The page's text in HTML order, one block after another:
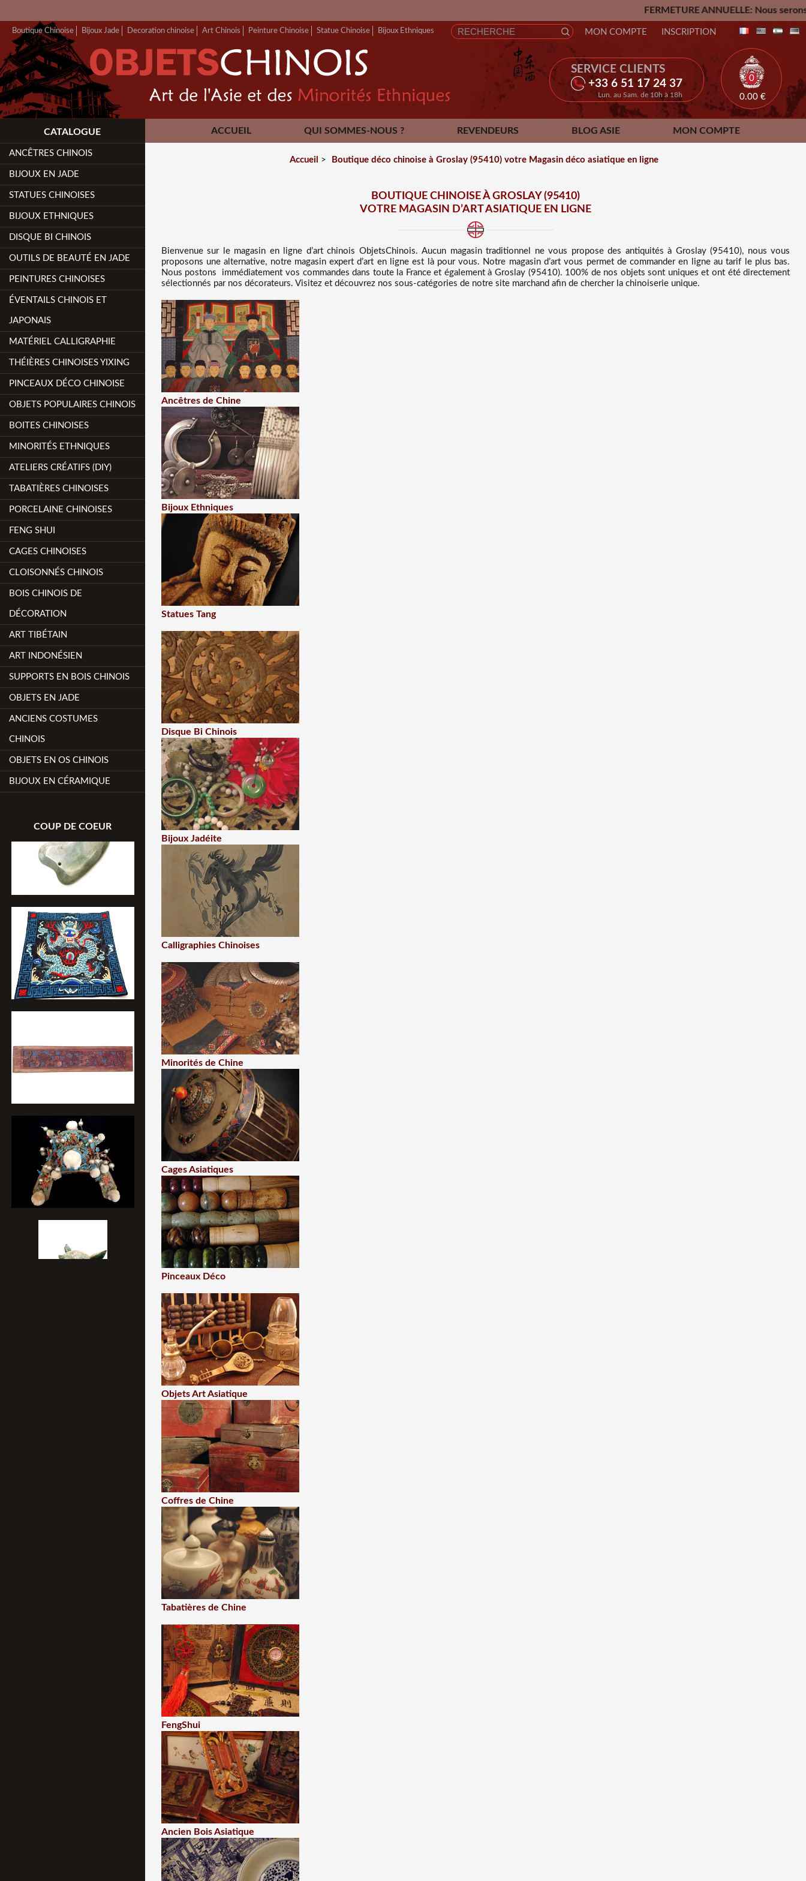
FERMETURE ANNUELLE: Nous serons fermés du
Boutique Chinoise Bijoux Jade Decoration chinoise Art Chinois Peinture Chinoise Statue Chinoise Bijoux Ethniques
SERVICE CLIENTS
+33 6 51 17 24 37
Lun. au Sam. de 10h à 18h
MON COMPTE INSCRIPTION
0
0.00 €
ACCUEIL QUI SOMMES-NOUS ? REVENDEURS BLOG ASIE MON COMPTE
CONTACT
CATALOGUE
ANCÊTRES CHINOIS
BIJOUX EN JADE
STATUES CHINOISES
BIJOUX ETHNIQUES
DISQUE BI CHINOIS
OUTILS DE BEAUTÉ EN JADE
PEINTURES CHINOISES
ÉVENTAILS CHINOIS ET
JAPONAIS
MATÉRIEL CALLIGRAPHIE
THÉIÈRES CHINOISES YIXING
PINCEAUX DÉCO CHINOISE
OBJETS POPULAIRES CHINOIS
BOITES CHINOISES
MINORITÉS ETHNIQUES
ATELIERS CRÉATIFS (DIY)
TABATIÈRES CHINOISES
PORCELAINE CHINOISES
FENG SHUI
CAGES CHINOISES
CLOISONNÉS CHINOIS
BOIS CHINOIS DE
DÉCORATION
ART TIBÉTAIN
ART INDONÉSIEN
SUPPORTS EN BOIS CHINOIS
OBJETS EN JADE
ANCIENS COSTUMES
CHINOIS
OBJETS EN OS CHINOIS
BIJOUX EN CÉRAMIQUE
COUP DE COEUR
Accueil > Boutique déco chinoise à Groslay (95410) votre Magasin déco asiatique en ligne
BOUTIQUE CHINOISE À GROSLAY (95410)
VOTRE MAGASIN D’ART ASIATIQUE EN LIGNE
Bienvenue sur le magasin en ligne d’art chinois ObjetsChinois. Aucun magasin traditionnel ne vous propose des antiquités à Groslay (95410), nous vous
proposons une alternative, notre magasin expert d’art en ligne est là pour vous. Notre magasin d’art vous permet de commander en ligne au tarif le plus bas.
Nous postons immédiatement vos commandes dans toute la France et également à Groslay (95410). 100% de nos objets sont uniques et ont été directement
sélectionnés par nos décorateurs. Visitez et découvrez nos sous-catégories de notre site marchand afin de chercher la chinoiserie unique.
Ancêtres de Chine
Bijoux Ethniques
Statues Tang
Disque Bi Chinois
Bijoux Jadéite
Calligraphies Chinoises
Minorités de Chine
Cages Asiatiques
Pinceaux Déco
Objets Art Asiatique
Coffres de Chine
Tabatières de Chine
FengShui
Ancien Bois Asiatique